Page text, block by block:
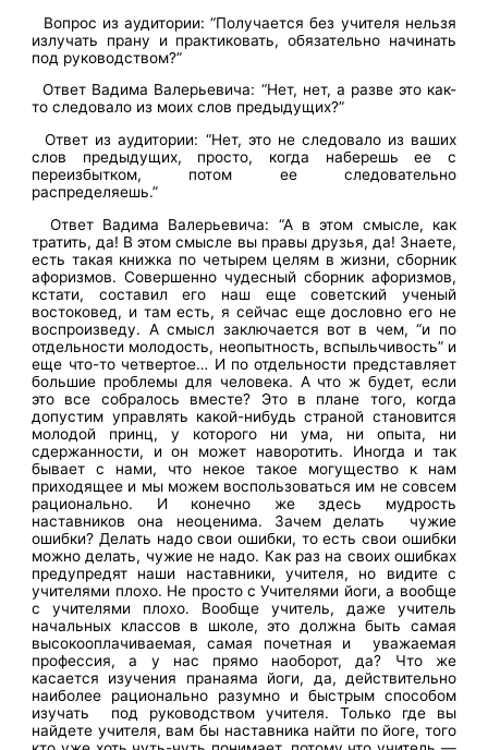
Вопрос из аудитории: “Получается без учителя нельзя
излучать прану и практиковать, обязательно начинать
под руководством?”
Ответ Вадима Валерьевича: “Нет, нет, а разве это как-
то следовало из моих слов предыдущих?”
Ответ из аудитории: “Нет, это не следовало из ваших
слов предыдущих, просто, когда наберешь ее с
переизбытком, потом ее следовательно
распределяешь.”
Ответ Вадима Валерьевича: “А в этом смысле, как
тратить, да! В этом смысле вы правы друзья, да! Знаете,
есть такая книжка по четырем целям в жизни, сборник
афоризмов. Совершенно чудесный сборник афоризмов,
кстати, составил его наш еще советский ученый
востоковед, и там есть, я сейчас еще дословно его не
воспроизведу. А смысл заключается вот в чем, “и по
отдельности молодость, неопытность, вспыльчивость” и
еще что-то четвертое… И по отдельности представляет
большие проблемы для человека. А что ж будет, если
это все собралось вместе? Это в плане того, когда
допустим управлять какой-нибудь страной становится
молодой принц, у которого ни ума, ни опыта, ни
сдержанности, и он может наворотить. Иногда и так
бывает с нами, что некое такое могущество к нам
приходящее и мы можем воспользоваться им не совсем
рационально. И конечно же здесь мудрость
наставников она неоценима. Зачем делать чужие
ошибки? Делать надо свои ошибки, то есть свои ошибки
можно делать, чужие не надо. Как раз на своих ошибках
предупредят наши наставники, учителя, но видите с
учителями плохо. Не просто с Учителями йоги, а вообще
с учителями плохо. Вообще учитель, даже учитель
начальных классов в школе, это должна быть самая
высокооплачиваемая, самая почетная и уважаемая
профессия, а у нас прямо наоборот, да? Что же
касается изучения пранаяма йоги, да, действительно
наиболее рационально разумно и быстрым способом
изучать под руководством учителя. Только где вы
найдете учителя, вам бы наставника найти по йоге, того